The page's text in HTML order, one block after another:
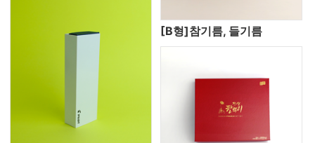
[B형]참기름, 들기름